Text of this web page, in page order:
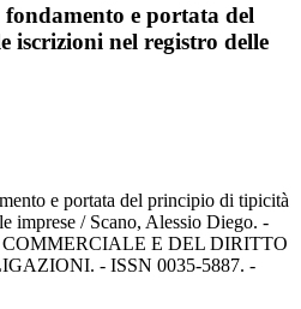
e portata del
iscrizioni nel registro delle
e portata del principio di tipicità
imprese / Scano, Alessio Diego. -
E DEL DIRITTO
- ISSN 0035-5887. -